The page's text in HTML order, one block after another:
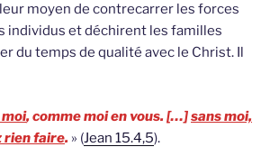
moyen de contrecarrer les forces
individus et déchirent les familles
du temps de qualité avec le Christ. Il
, comme moi en vous. […]sans moi,
rien faire. » (Jean 15.4,5).